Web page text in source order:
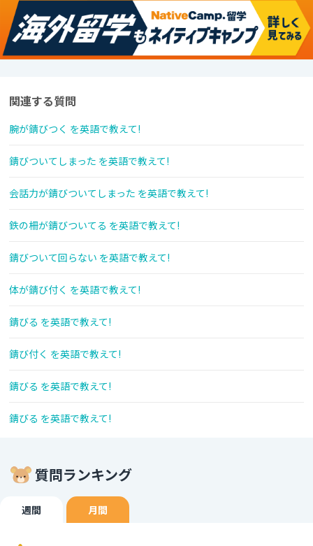
関連する質問
腕が錆びつく を英語で教えて!
錆びついてしまった を英語で教えて!
会話力が錆びついてしまった を英語で教えて!
鉄の柵が錆びついてる を英語で教えて!
錆びついて回らない を英語で教えて!
体が錆び付く を英語で教えて!
錆びる を英語で教えて!
錆び付く を英語で教えて!
錆びる を英語で教えて!
錆びる を英語で教えて!
質問ランキング
週間 月間